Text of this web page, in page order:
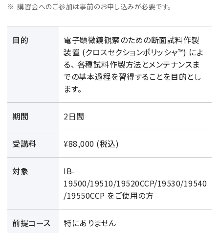
JEOLメールマガジン登録
お問い合わせのご案内
サイトマップ
走査電子顕微鏡 (SEM)
SEM周辺機器
断面試料作製装置 (CP)
集束イオンビーム加工観察装置 (FIB)
電子プローブマイクロアナライザー (EPMA)
オージェマイクロプローブ (Auger)
光電子分光装置 (XPS、ESCA)
蛍光X線分析装置 (XRF)
その他装置
磁気共鳴装置 総合
核磁気共鳴装置 (NMR)
超伝導マグネット (SCM)
保守契約
ブリッジングサービス
サブスクリプション
シェアリング
お薦め消耗品
ガラス・セラミック
生物学
食品・植物
防衛・航空宇宙
ライフサイエンス
電池
非鉄・金属
プラスチック・高分子
イベント・セミナー
最新のセミナー / ウェビナー
最新のイベント・展示会
ウェビナーアーカイブ
会社情報
会社情報
事業紹介
グローバルネットワーク
YOKOGUSHI 2.0
クローズアップJEOL
理科教育支援
国内拠点
IR情報
サステナビリティ
サステナビリティ
トップコミットメント
サステナビリティへの考え方
環境
ガバナンス
採用情報
採用情報
数字で見る日本電子
日本電子について
PROFESSIONAL INTERVIEW
福利厚生
講習会へのご参加は事前のお申し込みが必要です。
目的
電子顕微鏡観察のための断面試料作製
装置 (クロスセクションポリッシャ™) によ
る、 各種試料作製方法とメンテナンスま
での基本過程を習得することを目的とし
ます。
期間 2日間
受講料 ¥88,000 (税込)
対象
IB-
19500/19510/19520CCP/19530/19540
/19550CCP をご使用の方
前提コース 特にありません